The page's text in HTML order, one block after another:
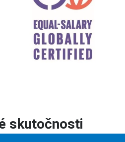
skutočnosti